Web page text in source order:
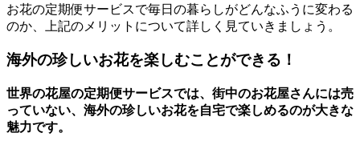
お花の定期便サービスで毎日の暮らしがどんなふうに変わる
のか、上記のメリットについて詳しく見ていきましょう。
海外の珍しいお花を楽しむことができる！
世界の花屋の定期便サービスでは、街中のお花屋さんには売
っていない、海外の珍しいお花を自宅で楽しめるのが大きな
魅力です。